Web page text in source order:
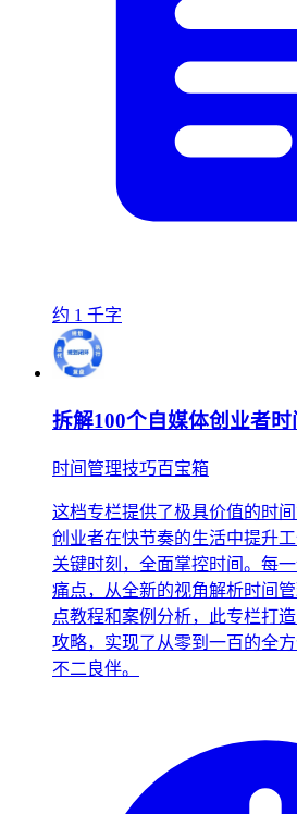
约 1 千字
拆解100个自媒体创业者
时间管理技巧百宝箱
这档专栏提供了极具价值的时
创业者在快节奏的生活中提升
关键时刻，全面掌控时间。每
痛点，从全新的视角解析时间
点教程和案例分析，此专栏打
攻略，实现了从零到一百的全
不二良伴。